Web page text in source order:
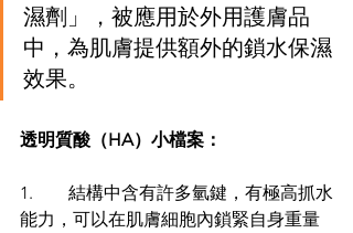
濕劑」，被應用於外用護膚品
中，為肌膚提供額外的鎖水保濕
效果。
透明質酸（HA）小檔案：
1.        結構中含有許多氫鍵，有極高抓水
能力，可以在肌膚細胞內鎖緊自身重量